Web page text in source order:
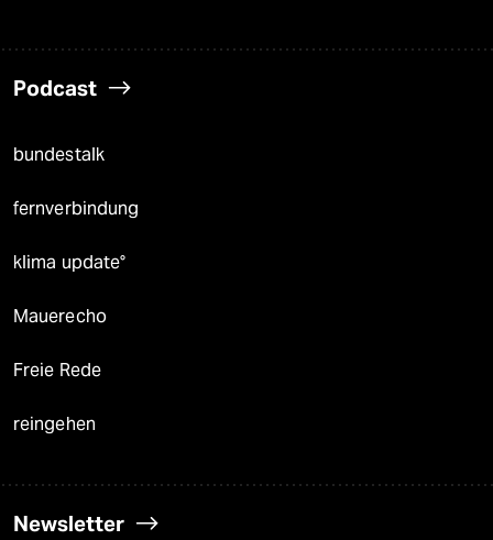
Podcast
bundestalk
fernverbindung
klima update°
Mauerecho
Freie Rede
reingehen
Newsletter